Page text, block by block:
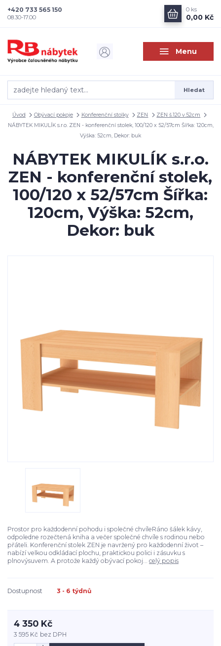
Menu
Hledat
+420 733 565 150
08.30-17.00
0 ks
0,00 Kč
Úvod Obývací pokoje Konferenční stolky ZEN
ZEN š.120 v.52cm
NÁBYTEK MIKULÍK s.r.o. ZEN - konferenční stolek, 100/120 x 52/57cm Šířka: 120cm,
Výška: 52cm, Dekor: buk
NÁBYTEK MIKULÍK s.r.o.
ZEN - konferenční stolek,
100/120 x 52/57cm Šířka:
120cm, Výška: 52cm,
Dekor: buk
Prostor pro každodenní pohodu i společné chvíleRáno šálek kávy,
odpoledne rozečtená kniha a večer společné chvíle s rodinou nebo
přáteli. Konferenční stolek ZEN je navržený pro každodenní život –
nabízí velkou odkládací plochu, praktickou polici i zásuvku s
plnovýsuvem. A protože každý obývací pokoj... celý popis
Dostupnost 3 - 6 týdnů
4 350 Kč
3 595 Kč bez DPH